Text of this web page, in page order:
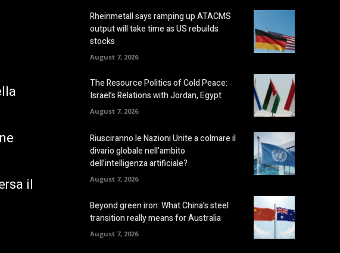
il
Rheinmetall says ramping up ATACMS
output will take time as US rebuilds
stocks
August 7, 2026
The Resource Politics of Cold Peace:
Israel’s Relations with Jordan, Egypt
August 7, 2026
Riusciranno le Nazioni Unite a colmare il
divario globale nell’ambito
dell’intelligenza artificiale?
August 7, 2026
Beyond green iron: What China’s steel
transition really means for Australia
August 7, 2026